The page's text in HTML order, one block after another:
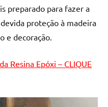
preparado para fazer a
proteção à madeira
e decoração.
Resina Epóxi – CLIQUE